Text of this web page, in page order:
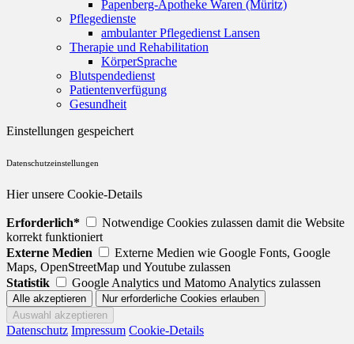
Papenberg-Apotheke Waren (Müritz)
Pflegedienste
ambulanter Pflegedienst Lansen
Therapie und Rehabilitation
KörperSprache
Blutspendedienst
Patientenverfügung
Gesundheit
Einstellungen gespeichert
Datenschutzeinstellungen
Hier unsere Cookie-Details
Erforderlich*
Notwendige Cookies zulassen damit die Website
korrekt funktioniert
Externe Medien
Externe Medien wie Google Fonts, Google
Maps, OpenStreetMap und Youtube zulassen
Statistik
Google Analytics und Matomo Analytics zulassen
Datenschutz Impressum Cookie-Details